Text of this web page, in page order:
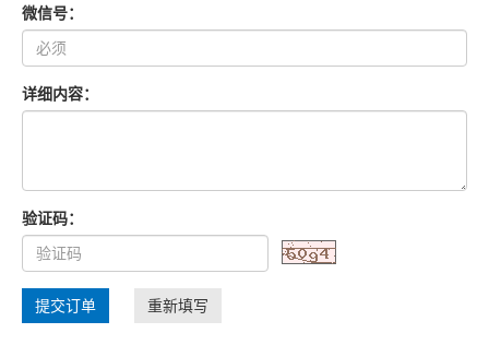
微信号：
详细内容：
验证码：
提交订单 重新填写